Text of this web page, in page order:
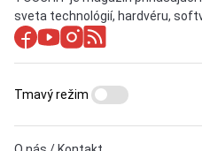
sveta technológií, hardvéru,
Tmavý režim